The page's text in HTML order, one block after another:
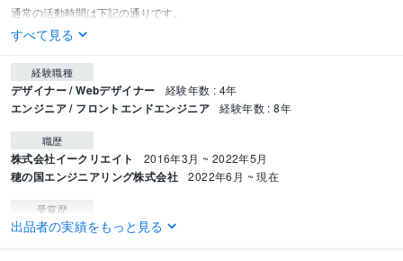
すべて見る
経験職種
デザイナー / Webデザイナー 経験年数 : 4年
エンジニア / フロントエンドエンジニア 経験年数 : 8年
職歴
株式会社イークリエイト 2016年3月 ~ 2022年5月
穂の国エンジニアリング株式会社 2022年6月 ~ 現在
受賞歴
ともきゃんのボイトレ生活
出品者の実績をもっと見る